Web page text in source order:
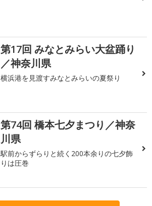
第17回 みなとみらい大盆踊り
／神奈川県
横浜港を見渡すみなとみらいの夏祭り
第74回 橋本七夕まつり／神奈
川県
駅前からずらりと続く200本余りの七夕飾
りは圧巻